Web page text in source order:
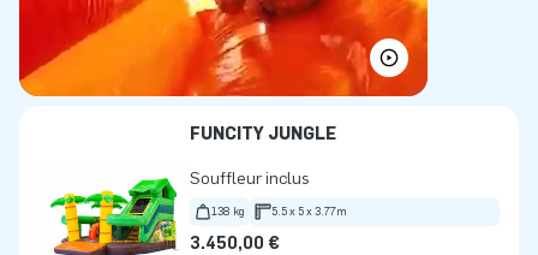
FUNCITY JUNGLE
Souffleur inclus
138 kg 5.5 x 5 x 3.77m
3.450,00 €